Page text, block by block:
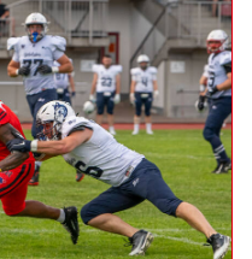
at Wetzlar Wölfe